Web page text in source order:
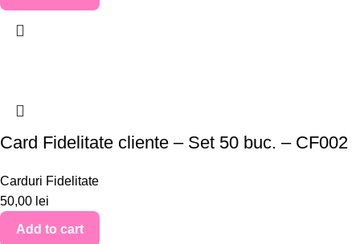
Card Fidelitate cliente – Set 50 buc. – CF002
Carduri Fidelitate
50,00 lei
Add to cart